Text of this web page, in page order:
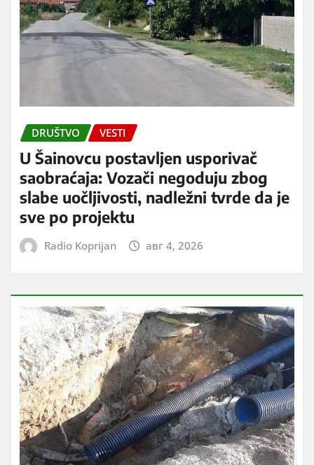
DRUŠTVO VESTI
U Šainovcu postavljen usporivač
saobraćaja: Vozači negoduju zbog
slabe uočljivosti, nadležni tvrde da je
sve po projektu
Radio Koprijan авг 4, 2026